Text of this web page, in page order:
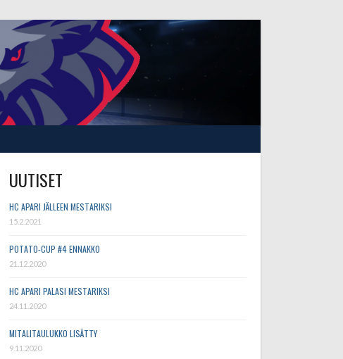
UUTISET
HC APARI JÄLLEEN MESTARIKSI
15.2.2021
POTATO-CUP #4 ENNAKKO
21.12.2020
HC APARI PALASI MESTARIKSI
24.11.2020
MITALITAULUKKO LISÄTTY
9.11.2020